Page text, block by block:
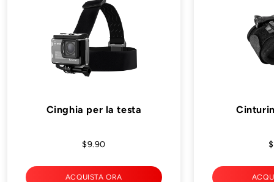
Cinghia per la testa
$9.90
ACQUISTA ORA